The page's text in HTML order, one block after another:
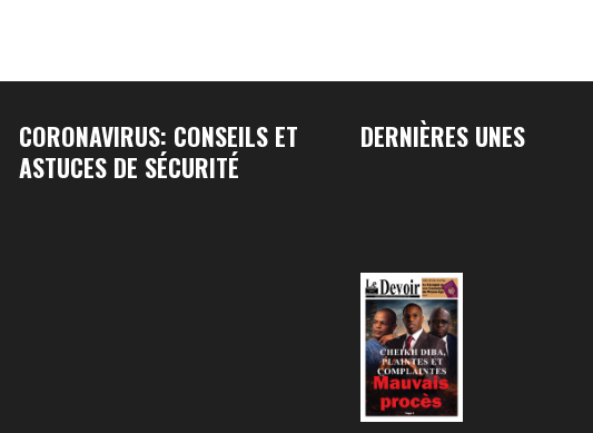
CORONAVIRUS: CONSEILS ET
ASTUCES DE SÉCURITÉ
DERNIÈRES UNES